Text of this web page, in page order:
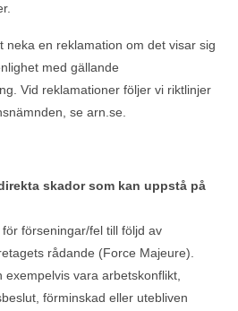
neka en reklamation om det visar sig
med gällande
Vid reklamationer följer vi riktlinjer
se arn.se.
skador som kan uppstå på
förseningar/fel till följd av
rådande (Force Majeure).
exempelvis vara arbetskonflikt,
förminskad eller utebliven